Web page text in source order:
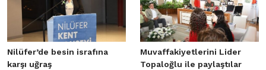
Nilüfer’de besin israfına
karşı uğraş
Muvaffakiyetlerini Lider
Topaloğlu ile paylaştılar